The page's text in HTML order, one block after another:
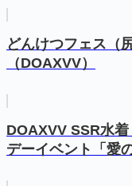
どんけつフェス（
（DOAXVV）
DOAXVV SSR水
デーイベント「愛